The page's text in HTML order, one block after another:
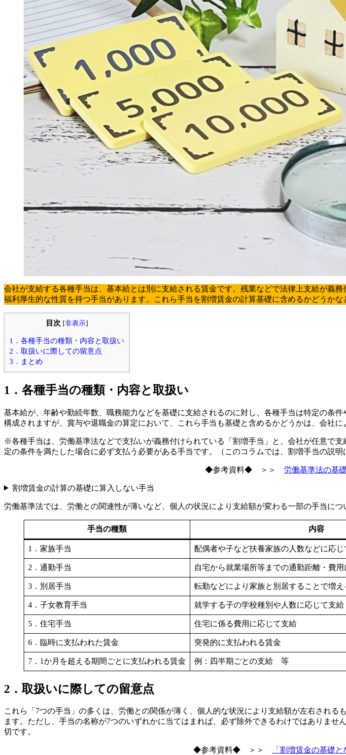
会社が支給する各種手当は、基本給とは別に支給される賃金です。残業などで法律上支給が義
福利厚生的な性質を持つ手当があります。これら手当を割増賃金の計算基礎に含めるかどうかな
目次 [非表示]
1．各種手当の種類・内容と取扱い
2．取扱いに際しての留意点
3．まとめ
1．各種手当の種類・内容と取扱い
基本給が、年齢や勤続年数、職務能力などを基礎に支給されるのに対し、各種手当は特定の条
構成されますが、賞与や退職金の算定において、これら手当も基礎と含めるかどうかは、会社に
※各種手当は、労働基準法などで支払いが義務付けられている「割増手当」と、会社が任意で
定の条件を満たした場合に必ず支払う必要がある手当です。（このコラムでは、割増手当の説明
◆参考資料◆ ＞＞ 労働基準法の基
割増賃金の計算の基礎に算入しない手当
労働基準法では、労働との関連性が薄いなど、個人の状況により支給額が変わる一部の手当に
手当の種類 内容
1．家族手当 配偶者や子など扶養家族の人数などに応じ
2．通勤手当 自宅から就業場所等までの通勤距離・費
3．別居手当 転勤などにより家族と別居することで増
4．子女教育手当 就学する子の学校種別や人数に応じて支給
5．住宅手当 住宅に係る費用に応じて支給
6．臨時に支払われた賃金 突発的に支払われる賃金
7．1か月を超える期間ごとに支払われる賃金 例：四半期ごとの支給 等
2．取扱いに際しての留意点
これら「7つの手当」の多くは、労働との関係が薄く、個人的な状況により支給額が左右され
ます。ただし、手当の名称が7つのいずれかに当てはまれば、必ず除外できるわけではありま
切です。
◆参考資料◆ ＞＞ 「割増賃金の基礎